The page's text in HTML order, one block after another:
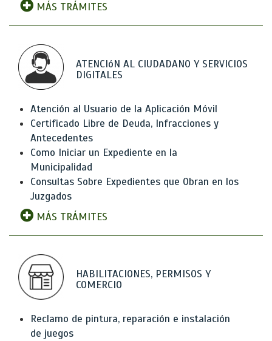
MÁS TRÁMITES
ATENCIóN AL CIUDADANO Y SERVICIOS
DIGITALES
Atención al Usuario de la Aplicación Móvil
Certificado Libre de Deuda, Infracciones y
Antecedentes
Como Iniciar un Expediente en la
Municipalidad
Consultas Sobre Expedientes que Obran en los
Juzgados
MÁS TRÁMITES
HABILITACIONES, PERMISOS Y
COMERCIO
Reclamo de pintura, reparación e instalación
de juegos